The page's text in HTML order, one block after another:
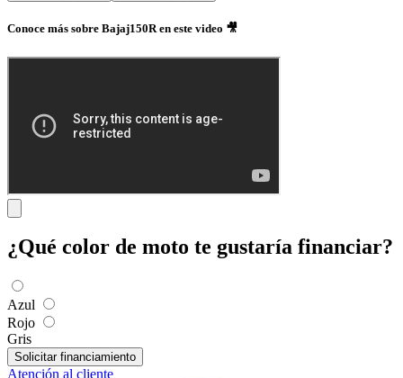
Conoce más sobre Bajaj150R en este video 🎥
¿Qué color de moto te gustaría financiar?
Azul
Rojo
Gris
Solicitar financiamiento
Atención al cliente